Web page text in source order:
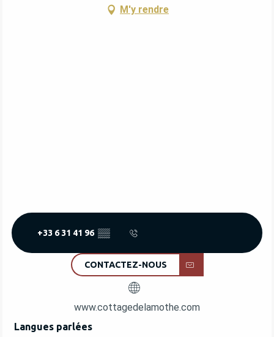
M'y rendre
+33 6 31 41 96 ▒▒
CONTACTEZ-NOUS
www.cottagedelamothe.com
Langues parlées
Langues parlées